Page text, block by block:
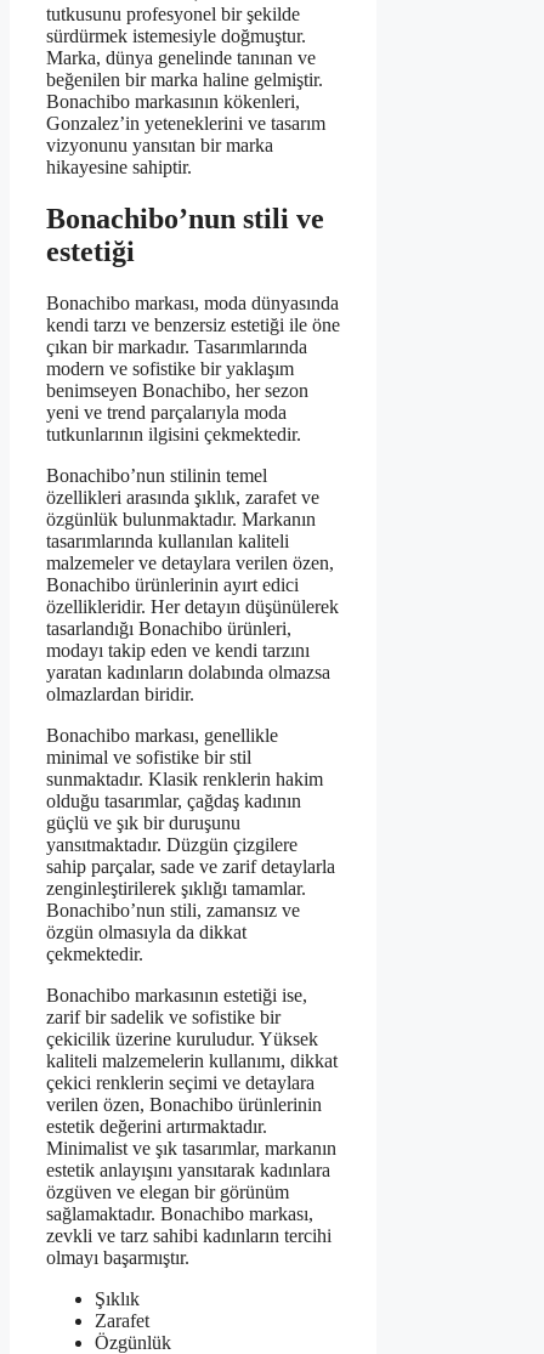
tutkusunu profesyonel bir şekilde
sürdürmek istemesiyle doğmuştur.
Marka, dünya genelinde tanınan ve
beğenilen bir marka haline gelmiştir.
Bonachibo markasının kökenleri,
Gonzalez’in yeteneklerini ve tasarım
vizyonunu yansıtan bir marka
hikayesine sahiptir.
Bonachibo’nun stili ve
estetiği
Bonachibo markası, moda dünyasında
kendi tarzı ve benzersiz estetiği ile öne
çıkan bir markadır. Tasarımlarında
modern ve sofistike bir yaklaşım
benimseyen Bonachibo, her sezon
yeni ve trend parçalarıyla moda
tutkunlarının ilgisini çekmektedir.
Bonachibo’nun stilinin temel
özellikleri arasında şıklık, zarafet ve
özgünlük bulunmaktadır. Markanın
tasarımlarında kullanılan kaliteli
malzemeler ve detaylara verilen özen,
Bonachibo ürünlerinin ayırt edici
özellikleridir. Her detayın düşünülerek
tasarlandığı Bonachibo ürünleri,
modayı takip eden ve kendi tarzını
yaratan kadınların dolabında olmazsa
olmazlardan biridir.
Bonachibo markası, genellikle
minimal ve sofistike bir stil
sunmaktadır. Klasik renklerin hakim
olduğu tasarımlar, çağdaş kadının
güçlü ve şık bir duruşunu
yansıtmaktadır. Düzgün çizgilere
sahip parçalar, sade ve zarif detaylarla
zenginleştirilerek şıklığı tamamlar.
Bonachibo’nun stili, zamansız ve
özgün olmasıyla da dikkat
çekmektedir.
Bonachibo markasının estetiği ise,
zarif bir sadelik ve sofistike bir
çekicilik üzerine kuruludur. Yüksek
kaliteli malzemelerin kullanımı, dikkat
çekici renklerin seçimi ve detaylara
verilen özen, Bonachibo ürünlerinin
estetik değerini artırmaktadır.
Minimalist ve şık tasarımlar, markanın
estetik anlayışını yansıtarak kadınlara
özgüven ve elegan bir görünüm
sağlamaktadır. Bonachibo markası,
zevkli ve tarz sahibi kadınların tercihi
olmayı başarmıştır.
Şıklık
Zarafet
Özgünlük